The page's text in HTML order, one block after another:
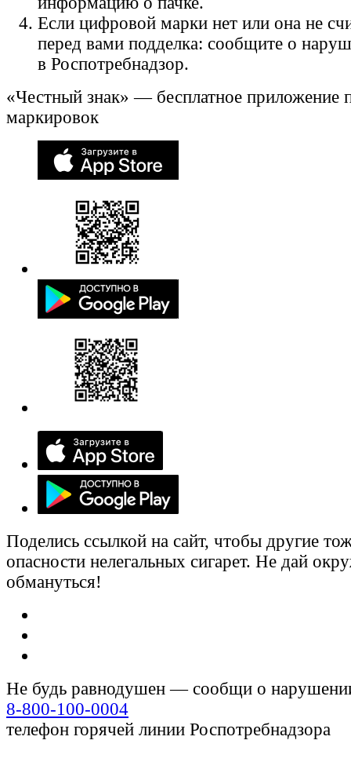
Если цифровой марки нет или она не
перед вами подделка: сообщите о
в Роспотребнадзор.
«Честный знак» — бесплатное приложение
маркировок
Поделись ссылкой на сайт, чтобы другие
опасности нелегальных сигарет. Не дай
обмануться!
Не будь равнодушен — сообщи о
8-800-100-0004
телефон горячей линии Роспотребнадзора